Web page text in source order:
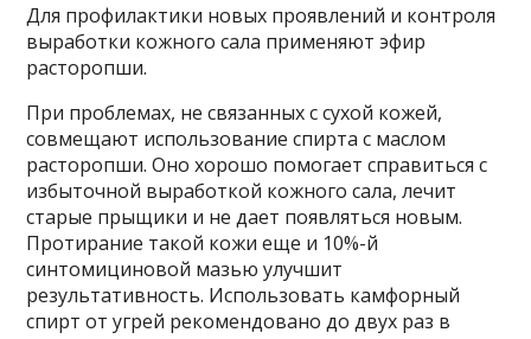
Для профилактики новых проявлений и контроля
выработки кожного сала применяют эфир
расторопши.
При проблемах, не связанных с сухой кожей,
совмещают использование спирта с маслом
расторопши. Оно хорошо помогает справиться с
избыточной выработкой кожного сала, лечит
старые прыщики и не дает появляться новым.
Протирание такой кожи еще и 10%-й
синтомициновой мазью улучшит
результативность. Использовать камфорный
спирт от угрей рекомендовано до двух раз в